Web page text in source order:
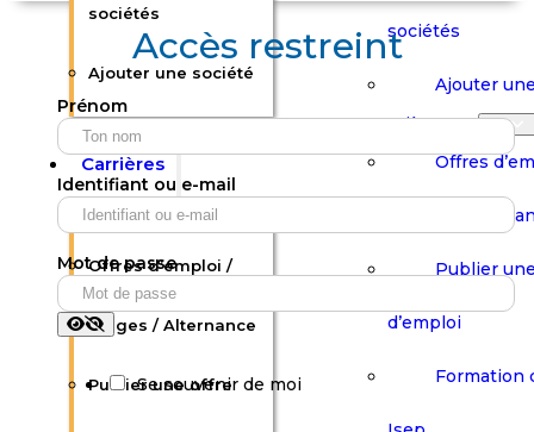
Rechercher
Votre panier est vide.
Boutique
Panier
Boutique
sociétés
Ajouter une société
Carrières
Offres d’emploi /
Stages / Alternance
Publier une offre
sociétés
Ajouter
Carrières
Offres
Stages /
Publier
d’emploi
Formation
Accès restreint
Prénom
Identifiant ou e-mail
Mot de passe
Se souvenir de moi